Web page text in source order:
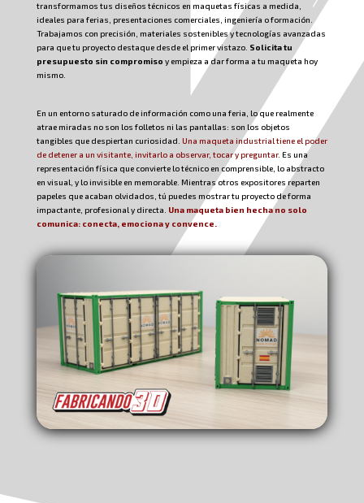
transformamos tus diseños técnicos en maquetas físicas a medida,
ideales para ferias, presentaciones comerciales, ingeniería o formación.
Trabajamos con precisión, materiales sostenibles y tecnologías avanzadas
para que tu proyecto destaque desde el primer vistazo. Solicita tu
presupuesto sin compromiso y empieza a dar forma a tu maqueta hoy
mismo.
En un entorno saturado de información como una feria, lo que realmente
atrae miradas no son los folletos ni las pantallas: son los objetos
tangibles que despiertan curiosidad. Una maqueta industrial tiene el poder
de detener a un visitante, invitarlo a observar, tocar y preguntar. Es una
representación física que convierte lo técnico en comprensible, lo abstracto
en visual, y lo invisible en memorable. Mientras otros expositores reparten
papeles que acaban olvidados, tú puedes mostrar tu proyecto de forma
impactante, profesional y directa. Una maqueta bien hecha no solo
comunica: conecta, emociona y convence.